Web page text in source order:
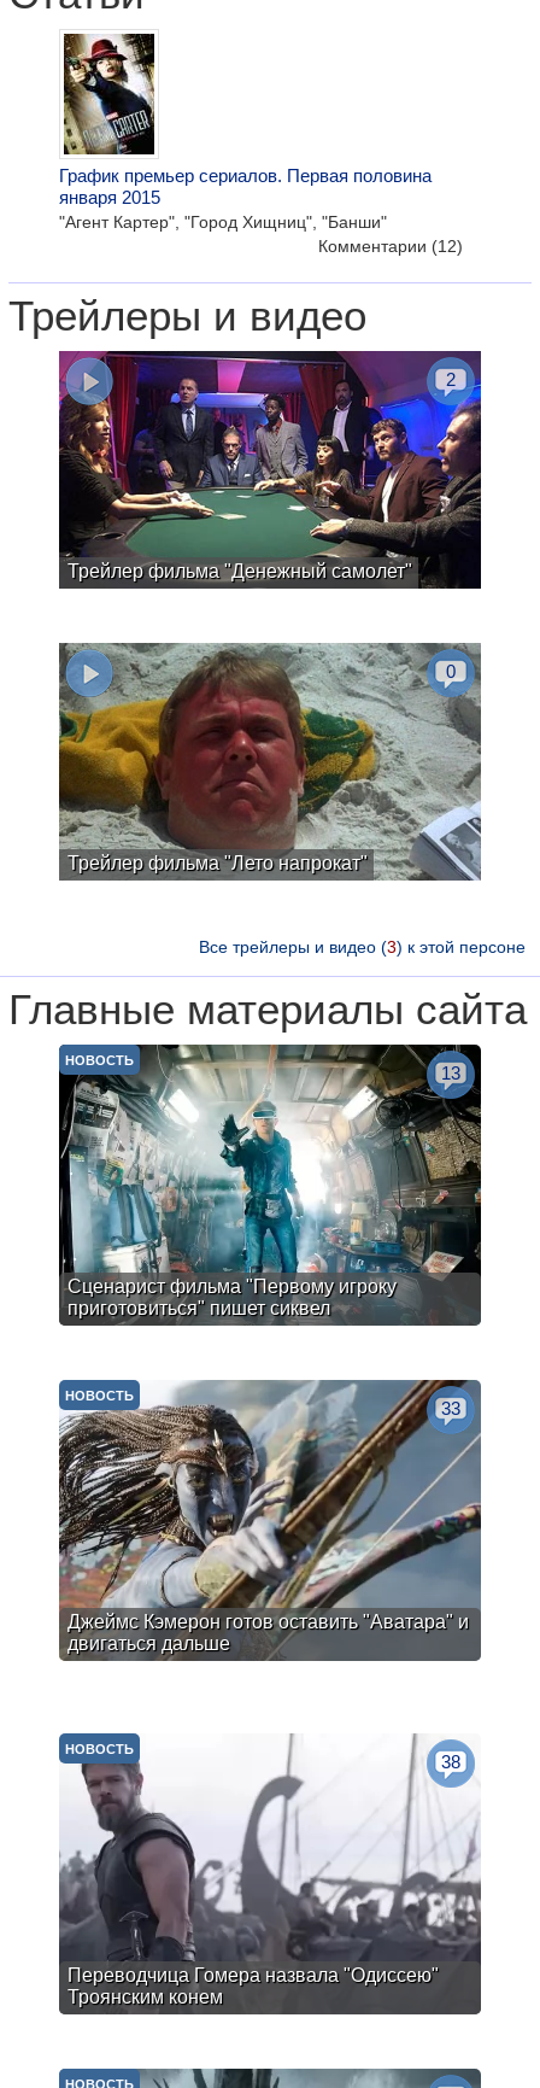
График премьер сериалов. Первая половина
января 2015
"Агент Картер", "Город Хищниц", "Банши"
Комментарии (12)
Трейлеры и видео
Трейлер фильма "Денежный самолет"
2
Трейлер фильма "Лето напрокат"
0
Все трейлеры и видео (3) к этой персоне
Главные материалы сайта
Сценарист фильма "Первому игроку
приготовиться" пишет сиквел
НОВОСТЬ
13
Джеймс Кэмерон готов оставить "Аватара" и
двигаться дальше
НОВОСТЬ
33
Переводчица Гомера назвала "Одиссею"
Троянским конем
НОВОСТЬ
38
НОВОСТЬ